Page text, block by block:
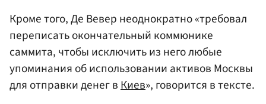
Кроме того, Де Вевер неоднократно «требовал
переписать окончательный коммюнике
саммита, чтобы исключить из него любые
упоминания об использовании активов Москвы
для отправки денег вКиев», говорится в тексте.